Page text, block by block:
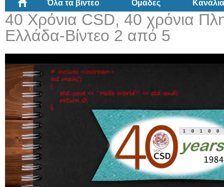
Όλα τα βίντεο Ομάδες Κανάλια
40 Χρόνια CSD, 40 χρόνια
Ελλάδα-Βίντεο 2 από 5